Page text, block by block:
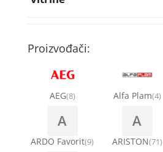
Ručice za vrata za veš mašinu
Šarke za veš mašine
Točkići za sudo mašine
Kompresori za klima uređaje
Kondenz creva
Nosači za klimu
Proizvođači:
AEG(8) Alfa Plam(4)
A
ARDO Favorit(9)
A
ARISTON(71)